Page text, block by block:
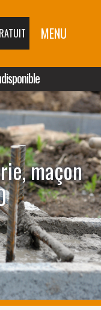
MENU
maçon